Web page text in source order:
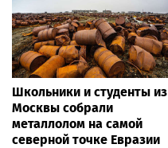
Школьники и студенты из
Москвы собрали
металлолом на самой
северной точке Евразии